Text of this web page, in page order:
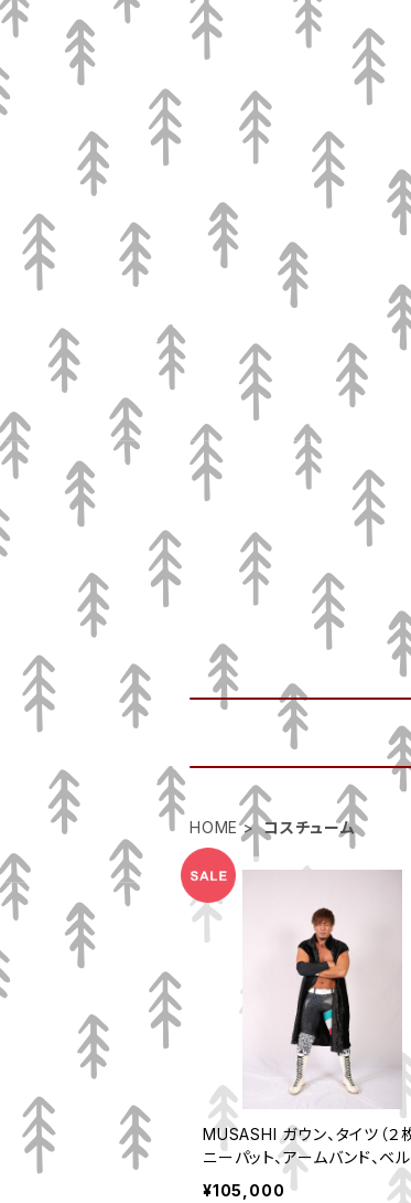
HOME コスチューム
MUSASHI ガウン、タイツ（２枚
ニーパット、アームバンド、ベ
ット
¥105,000